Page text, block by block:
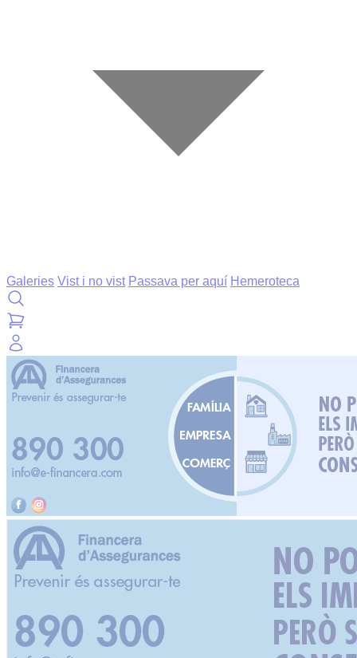
Galeries Vist i no vist Passava per aquí Hemeroteca